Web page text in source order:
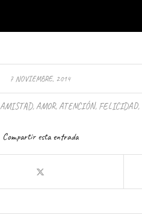
7 NOVIEMBRE, 2014
AMISTAD, AMOR, ATENCIÓN, FELICIDAD,
Compartir esta entrada